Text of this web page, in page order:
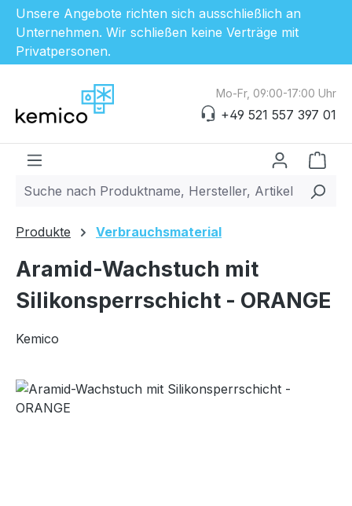
Unsere Angebote richten sich ausschließlich an
Unternehmen. Wir schließen keine Verträge mit
Privatpersonen.
Zum Hauptinhalt springen
Mo-Fr, 09:00-17:00 Uhr
+49 521 557 397 01
Produkte Verbrauchsmaterial
Aramid-Wachstuch mit
Silikonsperrschicht - ORANGE
Kemico
Bildergalerie überspringen